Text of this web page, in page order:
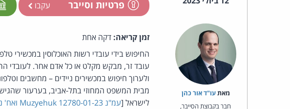
פרטיות וסייבר עקבו
מאת‏עו"ד אור כהן
חבר בקבוצת הסייבר,
זמן קריאה: דקה אחת
החיפוש בידי עובדי רשות האוכלוסין במכשירי
עובד זר, מבקש מקלט או כל אדם אחר. לעובדי
ולערוך חיפוש במכשירים ניידים – מחשבים
מבית המשפט המחוזי בתל-אביב, בערעור
לישראל [עמ"נ 12780-01-23 Muzyehuk ואח' נ' רשות האוכלוסין וההגירה, משרד הפנים